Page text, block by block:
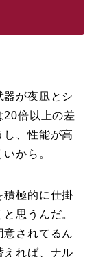
器が夜凪とシ
20倍以上の差
し、性能が高
から。
積極的に仕掛
思うんだ。
意されてるん
えれば、ナル